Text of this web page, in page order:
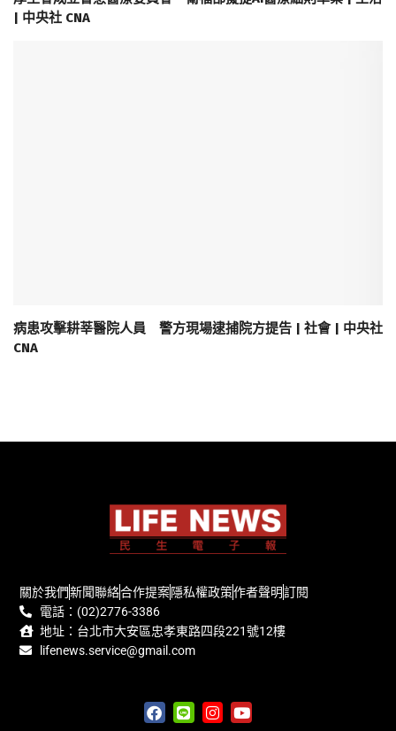
| 中央社 CNA
病患攻擊耕莘醫院人員 警方現場逮捕院方提告 | 社會 | 中央社
CNA
關於我們新聞聯絡合作提案隱私權政策作者聲明訂閱
電話：(02)2776-3386
地址：台北市大安區忠孝東路四段221號12樓
lifenews.service@gmail.com